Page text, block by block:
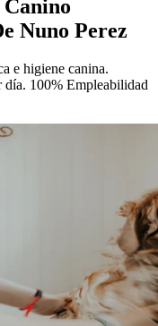
Nuno Perez
e higiene canina.
día. 100% Empleabilidad